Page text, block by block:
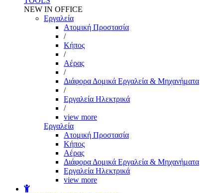
NEW IN OFFICE
Εργαλεία
Aτομική Προστασία
/
Kήπος
/
Αέρας
/
Διάφορα Δομικά Εργαλεία & Μηχανήματα
/
Εργαλεία Ηλεκτρικά
/
view more
Εργαλεία
Aτομική Προστασία
Kήπος
Αέρας
Διάφορα Δομικά Εργαλεία & Μηχανήματα
Εργαλεία Ηλεκτρικά
view more